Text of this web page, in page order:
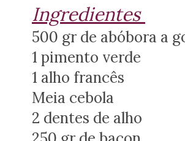
Ingredientes
500 gr de abóbora a
1 pimento verde
1 alho francês
Meia cebola
2 dentes de alho